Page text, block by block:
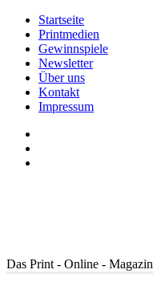
Startseite
Printmedien
Gewinnspiele
Newsletter
Über uns
Kontakt
Impressum
Das Print - Online - Magazin